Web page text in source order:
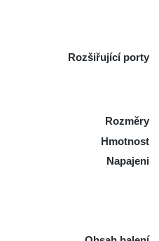
Rozšiřující porty
Rozměry
Hmotnost
Napajeni